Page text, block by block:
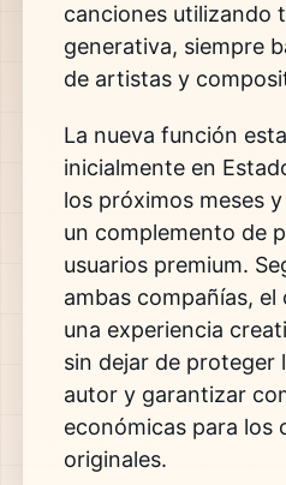
canciones utilizando
generativa, siempre
de artistas y
La nueva función
inicialmente en
los próximos meses
un complemento de
usuarios premium.
ambas compañías,
una experiencia
sin dejar de proteger
autor y garantizar
económicas para los
originales.